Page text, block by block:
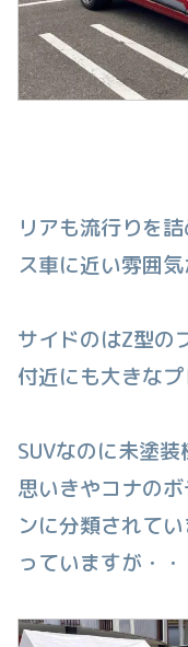
リアも流行りを
ス車に近い雰囲気
サイドのはZ型の
付近にも大きなプ
SUVなのに未塗
思いきやコナの
ンに分類されて
っていますが・・